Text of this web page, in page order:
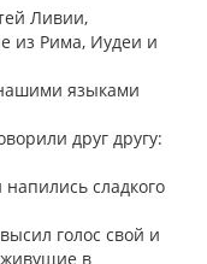
Ливии,
из Рима, Иудеи и
языками
друг другу:
сладкого
голос свой и
живущие в